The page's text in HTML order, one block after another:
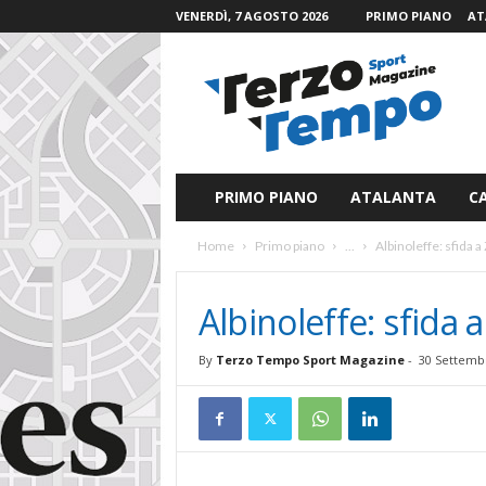
VENERDÌ, 7 AGOSTO 2026 PRIMO PIANO
PRIMO PIANO ATALANTA
Home Primo piano ... Albinoleffe: sfida a
Albinoleffe: sfida
By Terzo Tempo Sport Magazine- 30